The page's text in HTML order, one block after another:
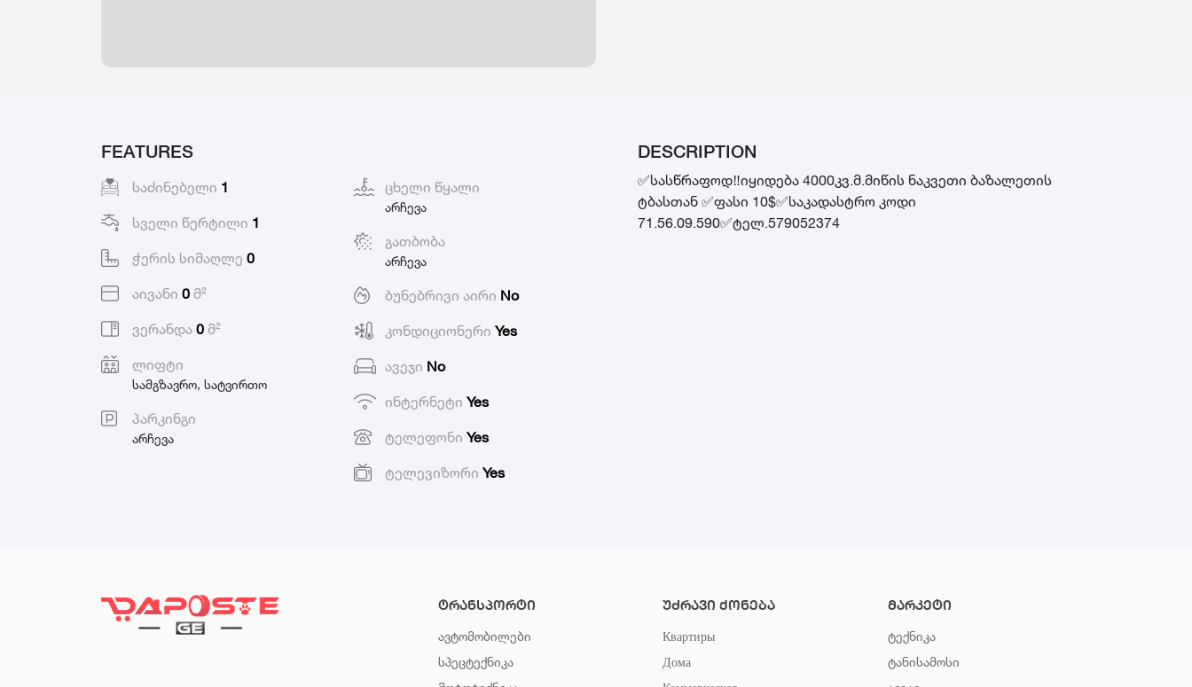
FEATURES
საძინებელი 1
სველი წერტილი 1
ჭერის სიმაღლე 0
აივანი 0 მ²
ვერანდა 0 მ²
ლიფტი
სამგზავრო, სატვირთო
პარკინგი
არჩევა
ცხელი წყალი
არჩევა
გათბობა
არჩევა
ბუნებრივი აირი No
კონდიციონერი Yes
ავეჯი No
ინტერნეტი Yes
ტელეფონი Yes
ტელევიზორი Yes
DESCRIPTION
✅️სასწრაფოდ‼️იყიდება 4000კვ.მ.მიწის ნაკვეთი ბაზალეთის
ტბასთან ✅️ფასი 10$✅️საკადასტრო კოდი
71.56.09.590✅️ტელ.579052374
ტრანსპორტი
ავტომობილები
სპეცტექნიკა
უძრავი ქონება
Квартиры
Дома
მარკეტი
ტექნიკა
ტანისამოსი